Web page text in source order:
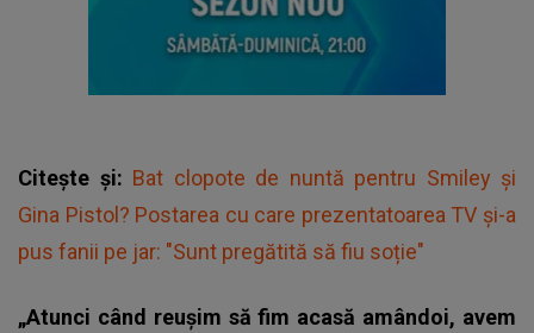
Citește și: Bat clopote de nuntă pentru Smiley și
Gina Pistol? Postarea cu care prezentatoarea TV și-a
pus fanii pe jar: "Sunt pregătită să fiu soție"
„Atunci când reuşim să fim acasă amândoi, avem